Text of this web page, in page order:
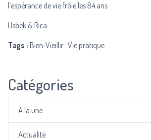
l’espérance de vie frôle les 84 ans.
Usbek & Rica
Tags : Bien-Vieillir : Vie pratique
Catégories
A la une
Actualité